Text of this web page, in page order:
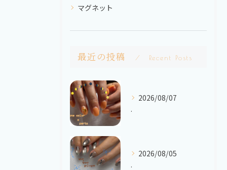
マグネット
最近の投稿 Recent Posts
2026/08/07
.
2026/08/05
.